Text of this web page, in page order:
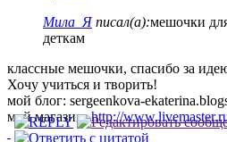
Мила_Я писал(а):мешочки
деткам
классные мешочки, спасибо за
Хочу учиться и творить!
мой блог: sergeenkova-
мой магазин:http://